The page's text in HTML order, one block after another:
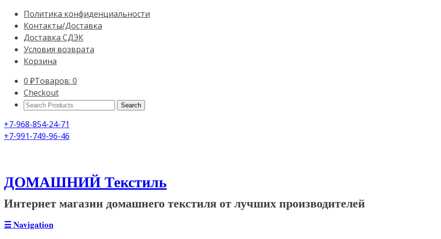
Политика конфиденциальности
Контакты/Доставка
Доставка СДЭК
Условия возврата
Корзина
0 ₽Товаров: 0
Checkout
Search
+7-968-854-24-71
+7-991-749-96-46
ДОМАШНИЙ Текстиль
Интернет магазин домашнего текстиля от лучших производителей
☰Navigation